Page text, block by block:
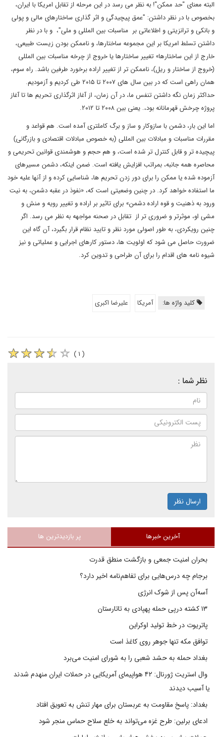
البته معنای "حد ممکن"! به نظر می رسد در این مرحله از تقابل امریکا با ایران،
بخصوص با در نظر داشتن: "عمق پیچیدگی و اثر گذاری ساختارهای مالی و پولی
و بانکی و ترانزیتی و اطلاعاتی بر مناسبات بین المللی و ملی"، و با در نظر
داشتن تسلط امریکا بر این مجموعه ساختارها، و ناممکن بودن زیست طبیعی،
خارج از این ساختارها» تغییر ساختارها یا خروج از چرخه مناسبات بین المللی
(خروج از ساختار و ریل)، ناممکن تر از تغییر اراده برخورد طرفین باشد. راه سوم،
همان راهی است که در بین سال های ۲۰۰۷ تا ۲۰۱۵ طی کردیم و آزمودیم.
حداکثر زمان نگه داشتن تنفس ما، در آن زمان، از آغاز اثرگذاری تحریم ها تا آغاز
پروژه چرخش قهرمانانه بود،. یعنی بین ۲۰۰۸ تا ۲۰۱۲.
اما این بار، دشمن با سازوکار و ساز و برگ کاملتری آمده است. هم قواعد و
مقررات مناسبات و مبادلات بین المللی (به خصوص مبادلات اقتصادی و بازرگانی)
پیچیده تر و قابل کنترل تر شده است، و هم حجم و هوشمندی قوانین تحریمی و
محاصره همه جانبه، بمراتب افزایش یافته است. ضمن اینکه، دشمن مسیرهای
آزموده شده یا ممکن را برای دور زدن تحریم ها، شناسایی کرده و از آنها علیه خود
ما استفاده خواهد کرد. در چنین وضعیتی است که، «نفوذ در عقبه دشمن، به نیت
ورود به ذهنیت و قوه اراده دشمن» برای تاثیر بر اراده و تغییر رویه و منش و
مشی او، موثرتر و ضروری تر از تقابل در صحنه مواجهه به نظر می رسد. اگر
چنین رویکردی، به طور اصولی مورد نظر و تایید نظام قرار بگیرد، آن گاه این
ضرورت حاصل می شود که اولویت ها، دستور کارهای اجرایی و عملیاتی و نیز
شیوه نامه های اقدام را برای آن طراحی و تدوین کرد.
کلید واژه ها: آمریکا علیرضا اکبری
( ۱ )
نظر شما :
ارسال نظر
آخرین خبرها پر بازدیدترین ها
بحران امنیت جمعی و بازگشت منطق قدرت
برجام چه درس‌هایی برای تفاهم‌نامه اخیر دارد؟
آسه‌آن پس از شوک انرژی
پاتریوت در خط تولید اوکراین
توافق مکه تنها جوهر روی کاغذ است
بغداد حمله به حشد شعبی را به شورای امنیت می‌برد
وال استریت ژورنال: ۴۲ هواپیمای آمریکایی در حملات ایران منهدم شدند
یا آسیب دیدند
بغداد: پاسخ مقاومت به عربستان برای مهار تنش به تعویق افتاد
ادعای برلین: طرح غزه می‌تواند به خلع سلاح حماس منجر شود